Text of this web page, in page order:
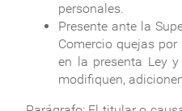
personales.
Presente ante la
Comercio quejas
en la presenta Ley
modifiquen,